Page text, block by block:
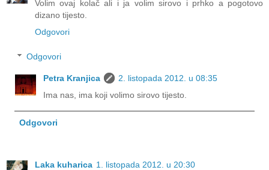
Volim ovaj kolač ali i ja volim sirovo i prhko a pogotovo
dizano tijesto.
Odgovori
Odgovori
Petra Kranjica
2. listopada 2012. u 08:35
Ima nas, ima koji volimo sirovo tijesto.
Odgovori
Laka kuharica 1. listopada 2012. u 20:30